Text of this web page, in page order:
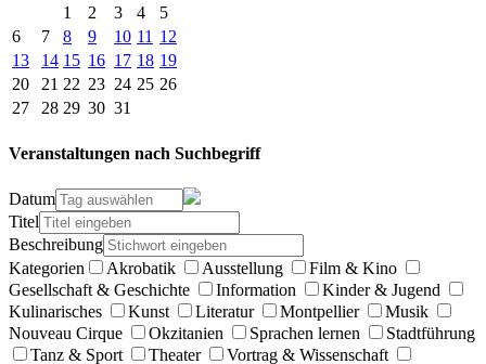
1
2 3 4
5
6
7 8 9 10 11 12
13
14 15 16 17 18 19
20
21 22 23 24 25 26
27
28 29 30 31
Veranstaltungen nach Suchbegriff
Datum
Titel
Beschreibung
Kategorien
Akrobatik Ausstellung
Film & Kino
Gesellschaft & Geschichte
Information
Kinder & Jugend
Kulinarisches
Kunst Literatur Montpellier
Musik
Nouveau Cirque
Okzitanien Sprachen lernen
Stadtführung
Tanz & Sport
Theater Vortrag & Wissenschaft